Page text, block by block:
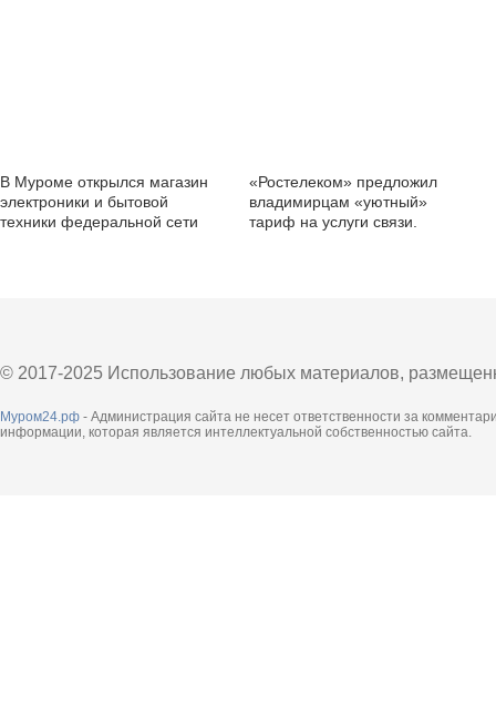
В Муроме открылся магазин
электроники и бытовой
техники федеральной сети
«Ростелеком» предложил
владимирцам «уютный»
тариф на услуги связи.
© 2017-2025 Использование любых материалов,
Муром24.рф - Администрация сайта не несет ответственности за
информации, которая является интеллектуальной собственностью сайта.